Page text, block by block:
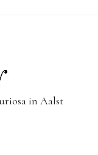
in Aalst